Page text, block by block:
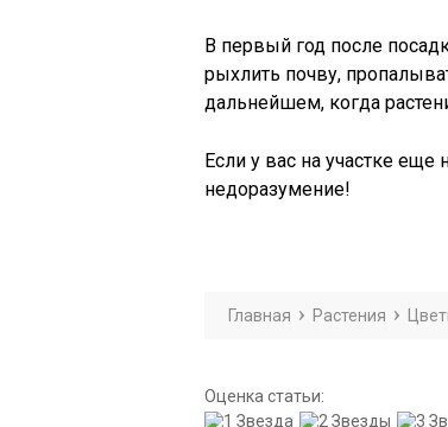
В первый год после
рыхлить почву,
дальнейшем, когда
Если у вас на участке еще
недоразумение!
Главная Растения
Оценка статьи: